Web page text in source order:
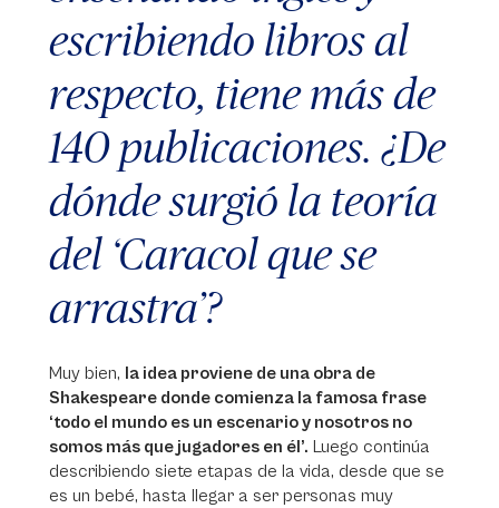
escribiendo libros al
respecto, tiene más de
140 publicaciones. ¿De
dónde surgió la teoría
del ‘Caracol que se
arrastra’?
Muy bien, la idea proviene de una obra de
Shakespeare donde comienza la famosa frase
‘todo el mundo es un escenario y nosotros no
somos más que jugadores en él’. Luego continúa
describiendo siete etapas de la vida, desde que se
es un bebé, hasta llegar a ser personas muy